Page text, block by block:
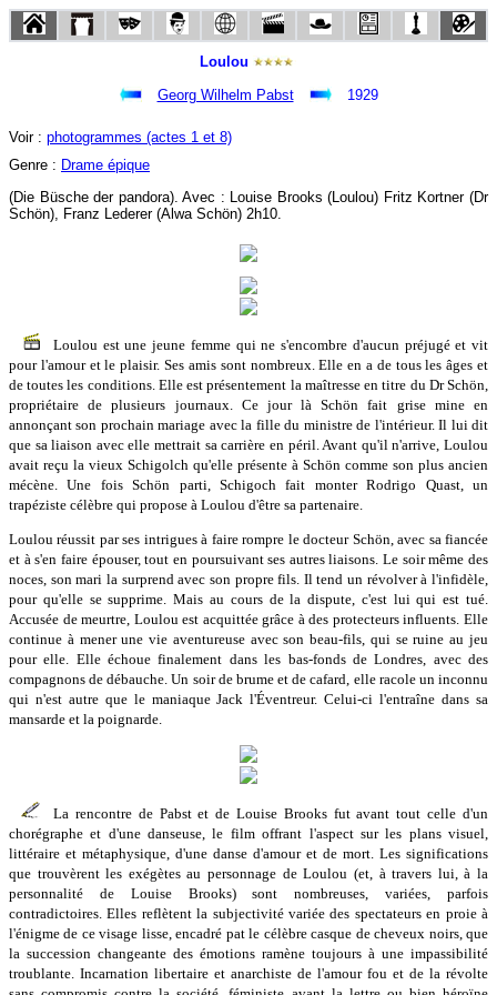
Loulou
Georg Wilhelm Pabst
1929
Voir : photogrammes (actes 1 et 8)
Genre : Drame épique
(Die Büsche der pandora). Avec : Louise Brooks (Loulou) Fritz Kortner (Dr
Schön), Franz Lederer (Alwa Schön) 2h10.
Loulou est une jeune femme qui ne s'encombre d'aucun préjugé et vit
pour l'amour et le plaisir. Ses amis sont nombreux. Elle en a de tous les âges et
de toutes les conditions. Elle est présentement la maîtresse en titre du Dr Schön,
propriétaire de plusieurs journaux. Ce jour là Schön fait grise mine en
annonçant son prochain mariage avec la fille du ministre de l'intérieur. Il lui dit
que sa liaison avec elle mettrait sa carrière en péril. Avant qu'il n'arrive, Loulou
avait reçu la vieux Schigolch qu'elle présente à Schön comme son plus ancien
mécène. Une fois Schön parti, Schigoch fait monter Rodrigo Quast, un
trapéziste célèbre qui propose à Loulou d'être sa partenaire.
Loulou réussit par ses intrigues à faire rompre le docteur Schön, avec sa fiancée
et à s'en faire épouser, tout en poursuivant ses autres liaisons. Le soir même des
noces, son mari la surprend avec son propre fils. Il tend un révolver à l'infidèle,
pour qu'elle se supprime. Mais au cours de la dispute, c'est lui qui est tué.
Accusée de meurtre, Loulou est acquittée grâce à des protecteurs influents. Elle
continue à mener une vie aventureuse avec son beau-fils, qui se ruine au jeu
pour elle. Elle échoue finalement dans les bas-fonds de Londres, avec des
compagnons de débauche. Un soir de brume et de cafard, elle racole un inconnu
qui n'est autre que le maniaque Jack l'Éventreur. Celui-ci l'entraîne dans sa
mansarde et la poignarde.
La rencontre de Pabst et de Louise Brooks fut avant tout celle d'un
chorégraphe et d'une danseuse, le film offrant l'aspect sur les plans visuel,
littéraire et métaphysique, d'une danse d'amour et de mort. Les significations
que trouvèrent les exégètes au personnage de Loulou (et, à travers lui, à la
personnalité de Louise Brooks) sont nombreuses, variées, parfois
contradictoires. Elles reflètent la subjectivité variée des spectateurs en proie à
l'énigme de ce visage lisse, encadré pat le célèbre casque de cheveux noirs, que
la succession changeante des émotions ramène toujours à une impassibilité
troublante. Incarnation libertaire et anarchiste de l'amour fou et de la révolte